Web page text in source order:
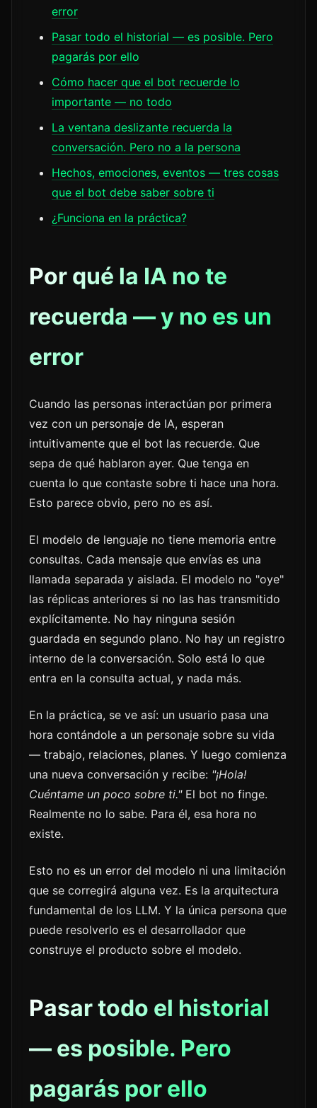
error
Pasar todo el historial — es posible. Pero
pagarás por ello
Cómo hacer que el bot recuerde lo
importante — no todo
La ventana deslizante recuerda la
conversación. Pero no a la persona
Hechos, emociones, eventos — tres cosas
que el bot debe saber sobre ti
¿Funciona en la práctica?
Por qué la IA no te
recuerda — y no es un
error
Cuando las personas interactúan por primera
vez con un personaje de IA, esperan
intuitivamente que el bot las recuerde. Que
sepa de qué hablaron ayer. Que tenga en
cuenta lo que contaste sobre ti hace una hora.
Esto parece obvio, pero no es así.
El modelo de lenguaje no tiene memoria entre
consultas. Cada mensaje que envías es una
llamada separada y aislada. El modelo no "oye"
las réplicas anteriores si no las has transmitido
explícitamente. No hay ninguna sesión
guardada en segundo plano. No hay un registro
interno de la conversación. Solo está lo que
entra en la consulta actual, y nada más.
En la práctica, se ve así: un usuario pasa una
hora contándole a un personaje sobre su vida
— trabajo, relaciones, planes. Y luego comienza
una nueva conversación y recibe: "¡Hola!
Cuéntame un poco sobre ti."El bot no finge.
Realmente no lo sabe. Para él, esa hora no
existe.
Esto no es un error del modelo ni una limitación
que se corregirá alguna vez. Es la arquitectura
fundamental de los LLM. Y la única persona que
puede resolverlo es el desarrollador que
construye el producto sobre el modelo.
Pasar todo el historial
— es posible. Pero
pagarás por ello